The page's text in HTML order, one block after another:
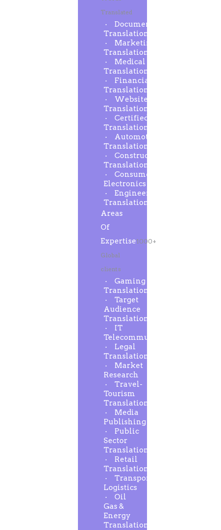
Translated
Document
Translation
Marketing
Translation
Medical
Translation
Financial
Translation
Website
Translation
Certified
Translation
Automotive
Translation
Construction
Translation
Consumer
Electronics
Engineering
Translation
Areas
Of
Expertise1000+
Global
clients
Gaming
Translation
Target
Audience
Translation
IT
Telecommunication
Legal
Translation
Market
Research
Travel-
Tourism
Translation
Media
Publishing
Public
Sector
Translation
Retail
Translation
Transport-
Logistics
Oil
Gas &
Energy
Translation